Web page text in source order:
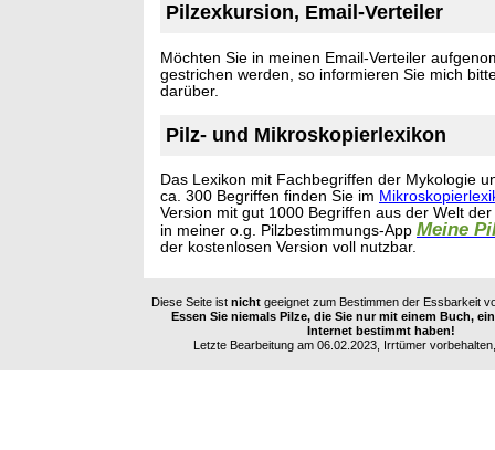
Pilzexkursion, Email-Verteiler
Möchten Sie in meinen Email-Verteiler
gestrichen werden, so informieren Sie mich
darüber.
Pilz- und Mikroskopierlexikon
Das Lexikon mit Fachbegriffen der Mykologie
ca. 300 Begriffen finden Sie im
Version mit gut 1000 Begriffen aus der Welt
in meiner o.g. Pilzbestimmungs-App Meine
der kostenlosen Version voll nutzbar.
Diese Seite ist nichtgeeignet zum Bestimmen der Essbarkeit
Essen Sie niemals Pilze, die Sie nur mit einem Buch,
Internet bestimmt haben!
Letzte Bearbeitung am 06.02.2023, Irrtümer